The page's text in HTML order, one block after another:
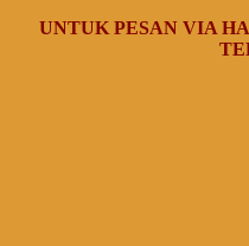
UNTUK PESAN VIA